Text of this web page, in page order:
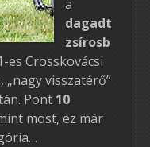
a
dagadt
zsírosb
es Crosskovácsi
visszatérő”
Pont 10
most, ez már